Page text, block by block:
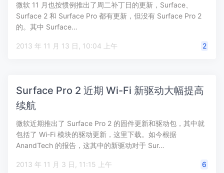
微软 11 月也按惯例推出了周二补丁日的更新，Surface、
Surface 2 和 Surface Pro 都有更新，但没有 Surface Pro 2
的。其中 Surface…
2013 年 11 月 13 日, 10:04 上午 2
Surface Pro 2 近期 Wi-Fi 新驱动大幅提高
续航
微软近期推出了 Surface Pro 2 的固件更新和驱动包，其中就
包括了 Wi-Fi 模块的驱动更新，这里下载。如今根据
AnandTech 的报告，这其中的新驱动对于 Sur…
2013 年 11 月 3 日, 11:15 上午 6